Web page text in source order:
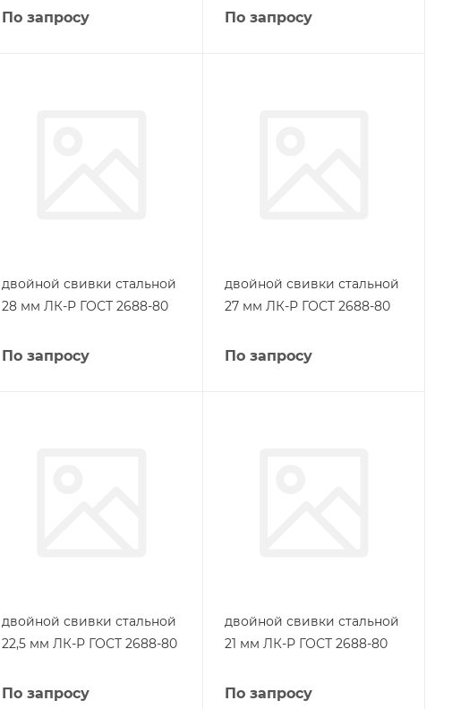
По запросу По запросу
двойной свивки стальной
28 мм ЛК-Р ГОСТ 2688-80
По запросу
двойной свивки стальной
27 мм ЛК-Р ГОСТ 2688-80
По запросу
двойной свивки стальной
22,5 мм ЛК-Р ГОСТ 2688-80
По запросу
двойной свивки стальной
21 мм ЛК-Р ГОСТ 2688-80
По запросу